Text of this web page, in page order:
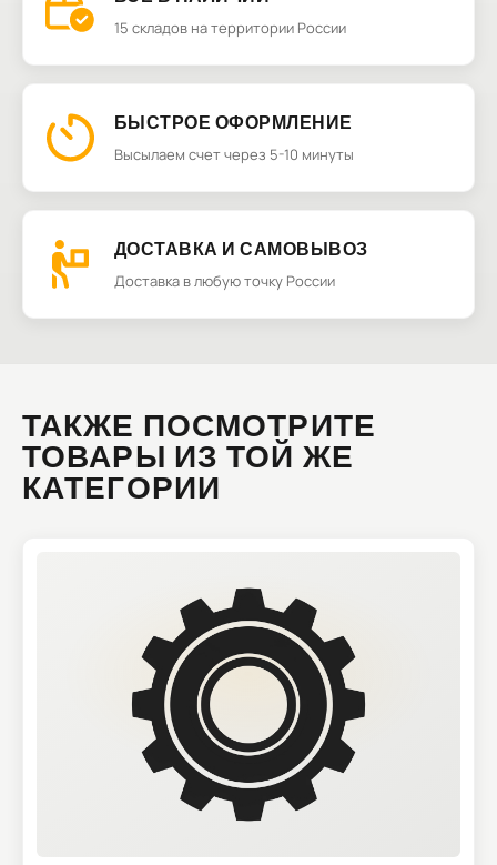
15 складов на территории России
БЫСТРОЕ ОФОРМЛЕНИЕ
Высылаем счет через 5-10 минуты
ДОСТАВКА И САМОВЫВОЗ
Доставка в любую точку России
ТАКЖЕ ПОСМОТРИТЕ
ТОВАРЫ ИЗ ТОЙ ЖЕ
КАТЕГОРИИ